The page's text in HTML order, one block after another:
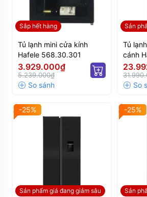
Sắp hết hàng
Tủ lạnh mini cửa kính
Hafele 568.30.301
3.929.000₫
5.239.000₫
Sản
Tủ
cánh
Sản phẩm giá đang giảm sâu
-25%
Sản
-25%